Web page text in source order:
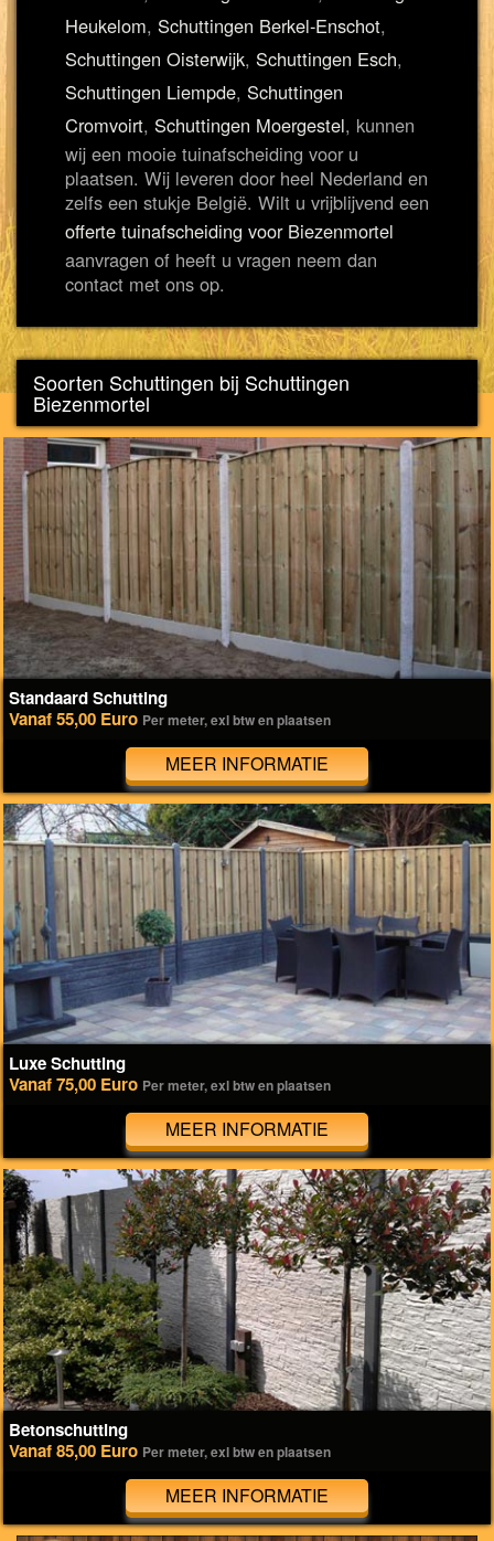
Heukelom, Schuttingen Berkel-Enschot,
Schuttingen Oisterwijk, Schuttingen Esch,
Schuttingen Liempde, Schuttingen
Cromvoirt, Schuttingen Moergestel, kunnen
wij een mooie tuinafscheiding voor u
plaatsen. Wij leveren door heel Nederland en
zelfs een stukje België. Wilt u vrijblijvend een
offerte tuinafscheiding voor Biezenmortel
aanvragen of heeft u vragen neem dan
contact met ons op.
Soorten Schuttingen bij Schuttingen
Biezenmortel
Standaard Schutting
Vanaf 55,00 Euro Per meter, exl btw en plaatsen
MEER INFORMATIE
Luxe Schutting
Vanaf 75,00 Euro Per meter, exl btw en plaatsen
MEER INFORMATIE
Betonschutting
Vanaf 85,00 Euro Per meter, exl btw en plaatsen
MEER INFORMATIE